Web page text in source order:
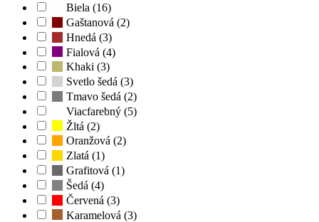
Biela (16)
Gaštanová (2)
Hnedá (3)
Fialová (4)
Khaki (3)
Svetlo šedá (3)
Tmavo šedá (2)
Viacfarebný (5)
Žltá (2)
Oranžová (2)
Zlatá (1)
Grafitová (1)
Šedá (4)
Červená (3)
Karamelová (3)